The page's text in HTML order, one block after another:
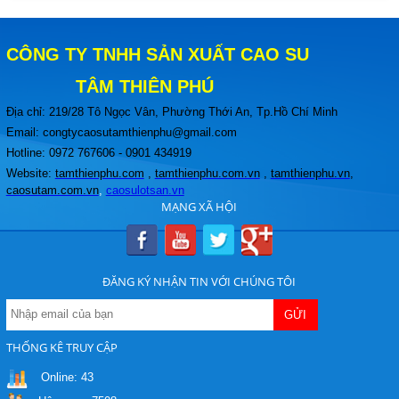
Giá: Liên hệ
Xuất khẩu cao su Việt Nam tăng vọt
Xuất khẩu cao su của Việt Nam kỳ 1 tháng
6/2017 tăng 33,3% so với cùng kỳ năm
ngoái...
Giá cà phê vượt ngưỡng 45.000 đồng,
giá tiêu tiếp đà tăng; cao su tăng ngày
thứ 3
Trên thị trường nông sản hôm nay (ngày
16/6), giá cà phê cuối cùng cũng lấy lại...
Ron cửa tủ cơm công nghiệp là bộ phận
giúp làm kín cửa tủ, ngăn hơi nước và...
CÔNG TY TNHH SẢN XUẤT CAO SU
TÂM THIÊN PHÚ
Địa chỉ: 219/28 Tô Ngọc Vân, Phường Thới An, Tp.Hồ Chí Minh
Email: congtycaosutamthienphu@gmail.com
Hotline: 0972 767606 - 0901 434919
Website: tamthienphu.com , tamthienphu.com.vn, tamthienphu.vn,
caosutam.com.vn, caosulotsan.vn
MẠNG XÃ HỘI
ĐĂNG KÝ NHẬN TIN VỚI CHÚNG TÔI
THỐNG KÊ TRUY CẬP
Online: 43